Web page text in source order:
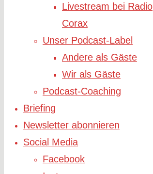
Livestream bei Radio
Corax
Unser Podcast-Label
Andere als Gäste
Wir als Gäste
Podcast-Coaching
Briefing
Newsletter abonnieren
Social Media
Facebook